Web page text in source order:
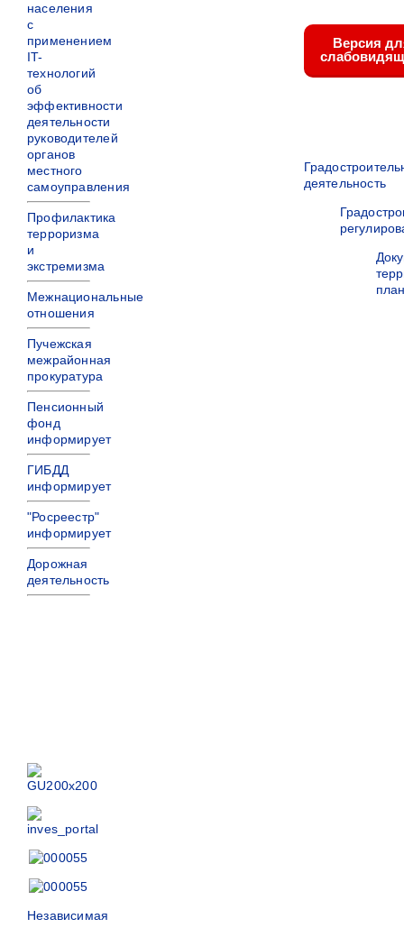
населения
с
применением
IT-
технологий
об
эффективности
деятельности
руководителей
органов
местного
самоуправления
Профилактика
терроризма
и
экстремизма
Межнациональные
отношения
Пучежская
межрайонная
прокуратура
Пенсионный
фонд
информирует
ГИБДД
информирует
"Росреестр"
информирует
Дорожная
деятельность
Независимая
Версия
деятельность